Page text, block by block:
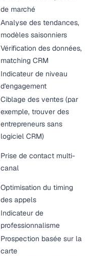
de marché
Analyse des tendances,
modèles saisonniers
Vérification des données,
matching CRM
Indicateur de niveau
d'engagement
Ciblage des ventes (par
exemple, trouver des
entrepreneurs sans
logiciel CRM)
Prise de contact multi-
canal
Optimisation du timing
des appels
Indicateur de
professionnalisme
Prospection basée sur la
carte